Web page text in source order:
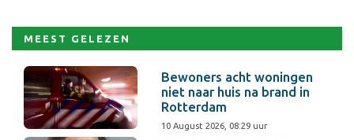
MEEST GELEZEN
Bewoners acht woningen
niet naar huis na brand in
Rotterdam
10 August 2026, 08:29 uur